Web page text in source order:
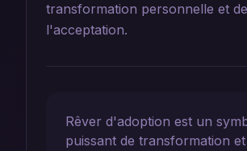
transformation personnelle et de
l'acceptation.
Rêver d'adoption est un
puissant de transformation et